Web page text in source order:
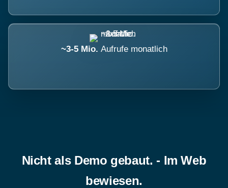
~3-5 Mio. Aufrufe monatlich
Nicht als Demo gebaut. - Im Web
bewiesen.